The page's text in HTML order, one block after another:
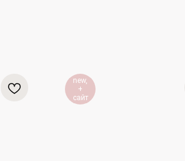
new,
+
сайт